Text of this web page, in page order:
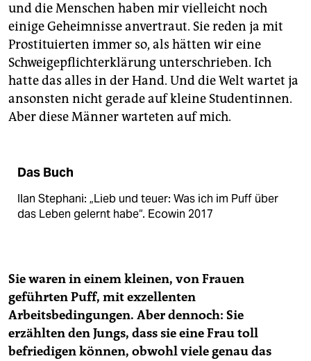
und die Menschen haben mir vielleicht noch
einige Geheimnisse anvertraut. Sie reden ja mit
Prostituierten immer so, als hätten wir eine
Schweigepflichterklärung unterschrieben. Ich
hatte das alles in der Hand. Und die Welt wartet ja
ansonsten nicht gerade auf kleine Studentinnen.
Aber diese Männer warteten auf mich.
Das Buch
Ilan Stephani: „Lieb und teuer: Was ich im Puff über
das Leben gelernt habe“. Ecowin 2017
Sie waren in einem kleinen, von Frauen
geführten Puff, mit exzellenten
Arbeitsbedingungen. Aber dennoch: Sie
erzählten den Jungs, dass sie eine Frau toll
befriedigen können, obwohl viele genau das